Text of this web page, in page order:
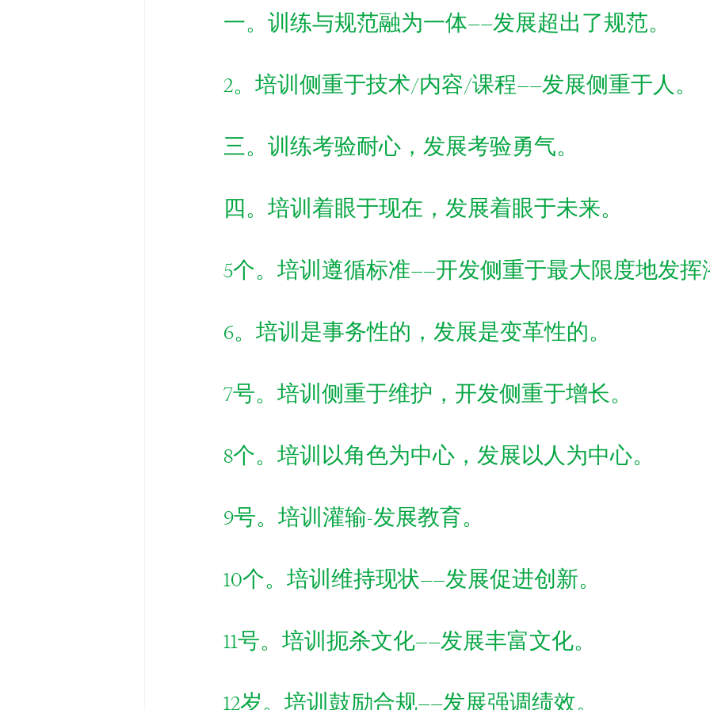
一。训练与规范融为一体——发展超出了规范。
2。培训侧重于技术/内容/课程——发展侧重于人。
三。训练考验耐心，发展考验勇气。
四。培训着眼于现在，发展着眼于未来。
5个。培训遵循标准——开发侧重于最大限度地发挥
6。培训是事务性的，发展是变革性的。
7号。培训侧重于维护，开发侧重于增长。
8个。培训以角色为中心，发展以人为中心。
9号。培训灌输-发展教育。
10个。培训维持现状——发展促进创新。
11号。培训扼杀文化——发展丰富文化。
12岁。培训鼓励合规——发展强调绩效。